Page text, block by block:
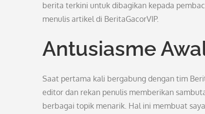
berita terkini untuk dibagikan kepada
menulis artikel di BeritaGacorVIP.
Antusiasme
Saat pertama kali bergabung dengan tim
editor dan rekan penulis memberikan
berbagai topik menarik. Hal ini membuat